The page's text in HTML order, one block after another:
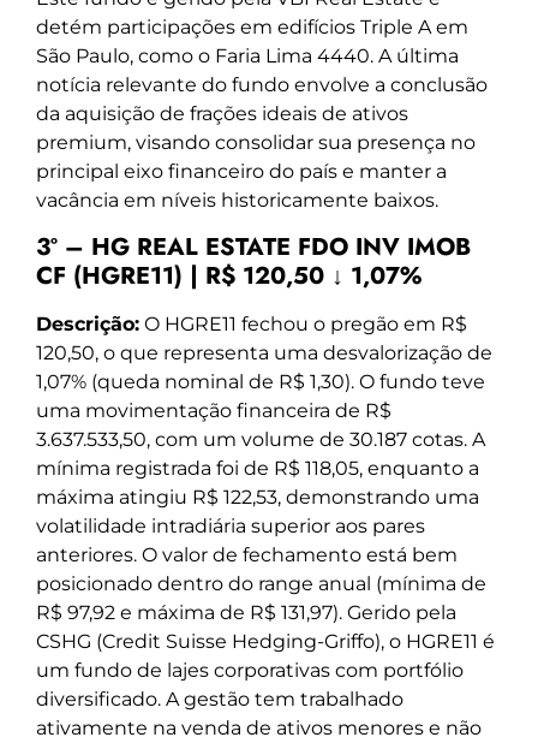
detém participações em edifícios Triple A em
São Paulo, como o Faria Lima 4440. A última
notícia relevante do fundo envolve a conclusão
da aquisição de frações ideais de ativos
premium, visando consolidar sua presença no
principal eixo financeiro do país e manter a
vacância em níveis historicamente baixos.
3º – HG REAL ESTATE FDO INV IMOB
CF (HGRE11) | R$ 120,50 ↓ 1,07%
Descrição: O HGRE11 fechou o pregão em R$
120,50, o que representa uma desvalorização de
1,07% (queda nominal de R$ 1,30). O fundo teve
uma movimentação financeira de R$
3.637.533,50, com um volume de 30.187 cotas. A
mínima registrada foi de R$ 118,05, enquanto a
máxima atingiu R$ 122,53, demonstrando uma
volatilidade intradiária superior aos pares
anteriores. O valor de fechamento está bem
posicionado dentro do range anual (mínima de
R$ 97,92 e máxima de R$ 131,97). Gerido pela
CSHG (Credit Suisse Hedging-Griffo), o HGRE11 é
um fundo de lajes corporativas com portfólio
diversificado. A gestão tem trabalhado
ativamente na venda de ativos menores e não